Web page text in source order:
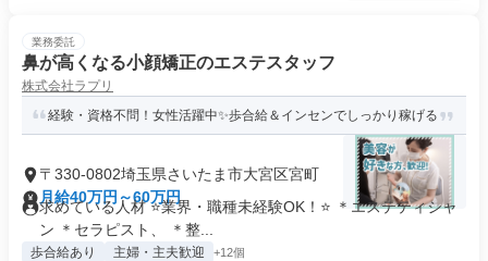
業務委託
鼻が高くなる小顔矯正のエステスタッフ
株式会社ラプリ
経験・資格不問！女性活躍中✨歩合給＆インセンでしっかり稼げる
〒330-0802埼玉県さいたま市大宮区宮町
月給40万円～60万円
求めている人材 ⭐業界・職種未経験OK！⭐ ＊エステティシャ
ン ＊セラピスト、 ＊整...
歩合給あり 主婦・主夫歓迎 +12個